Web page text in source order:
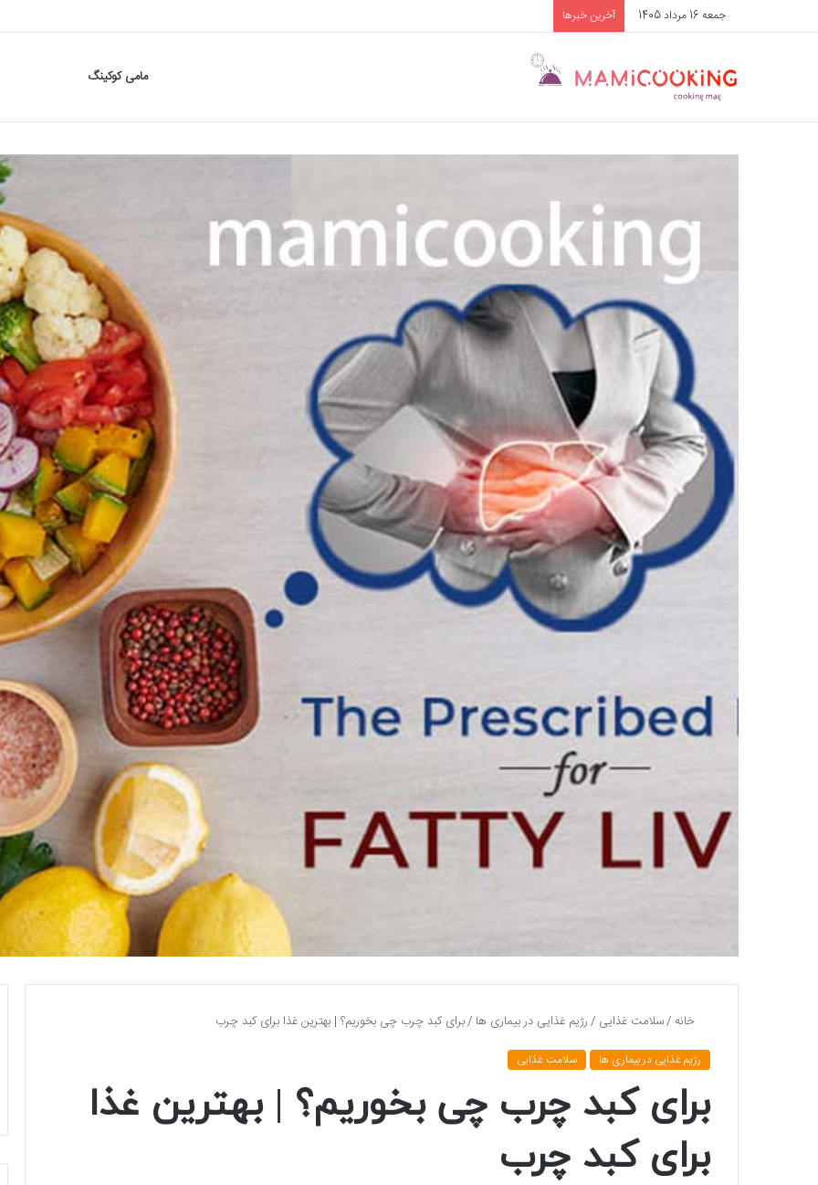
جمعه 16 مرداد 1405 آخرین خبرها
مامی کوکینگ
خانه /سلامت غذایی /رژیم غذایی در بیماری ها /برای کبد چرب چی بخوریم؟ | بهترین غذا برای کبد چرب
رژیم غذایی در بیماری ها سلامت غذایی
برای کبد چرب چی بخوریم؟ | بهترین غذا
برای کبد چرب